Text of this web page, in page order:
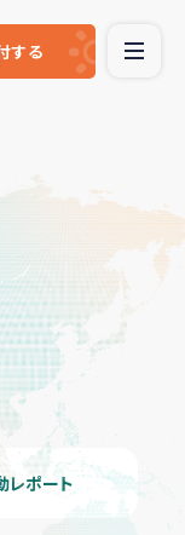
する
レポート